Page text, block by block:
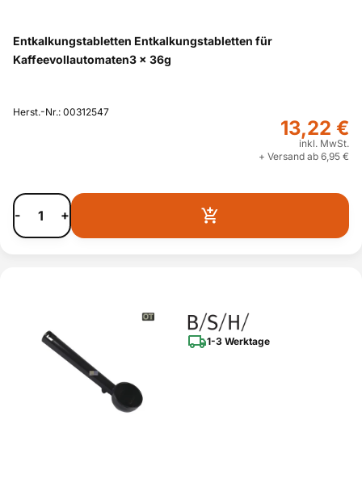
Entkalkungstabletten Entkalkungstabletten für
Kaffeevollautomaten3 x 36g
Herst.-Nr.: 00312547
13,22 €
inkl. MwSt.
+ Versand ab 6,95 €
- +
1-3 Werktage